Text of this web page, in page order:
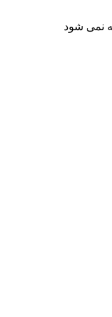
نمی شود